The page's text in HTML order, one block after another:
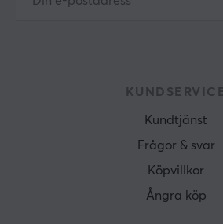
KUNDSERVICE
Kundtjänst
Frågor & svar
Köpvillkor
Ångra köp